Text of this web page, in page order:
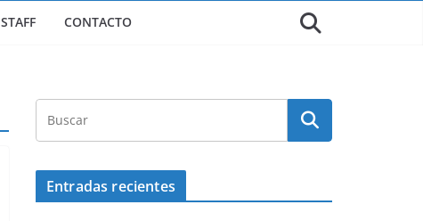
STAFF CONTACTO
Entradas recientes